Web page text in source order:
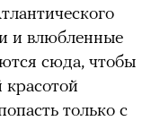
и влюбленные
сюда, чтобы
красотой
только с